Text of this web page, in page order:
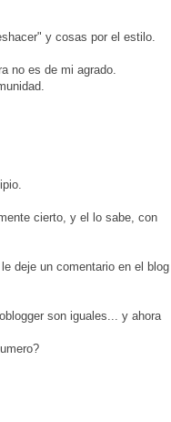
y cosas por el estilo.
no es de mi agrado.
cierto, y el lo sabe, con
deje un comentario en el blog
son iguales... y ahora